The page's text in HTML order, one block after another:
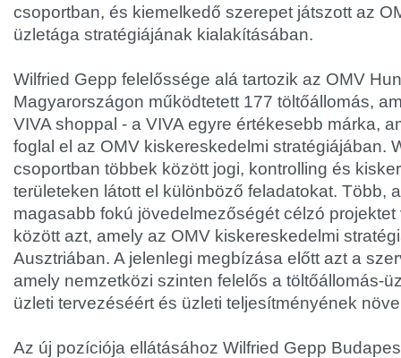
csoportban, és kiemelkedő szerepet játszott az
üzletága stratégiájának kialakításában.
Wilfried Gepp felelőssége alá tartozik az OMV
Magyarországon működtetett 177 töltőállomás,
VIVA shoppal - a VIVA egyre értékesebb márka,
foglal el az OMV kiskereskedelmi stratégiájában.
csoportban többek között jogi, kontrolling és
területeken látott el különböző feladatokat. Több,
magasabb fokú jövedelmezőségét célzó
között azt, amely az OMV kiskereskedelmi
Ausztriában. A jelenlegi megbízása előtt azt a
amely nemzetközi szinten felelős a töltőállomás-
üzleti tervezéséért és üzleti teljesítményének
Az új pozíciója ellátásához Wilfried Gepp